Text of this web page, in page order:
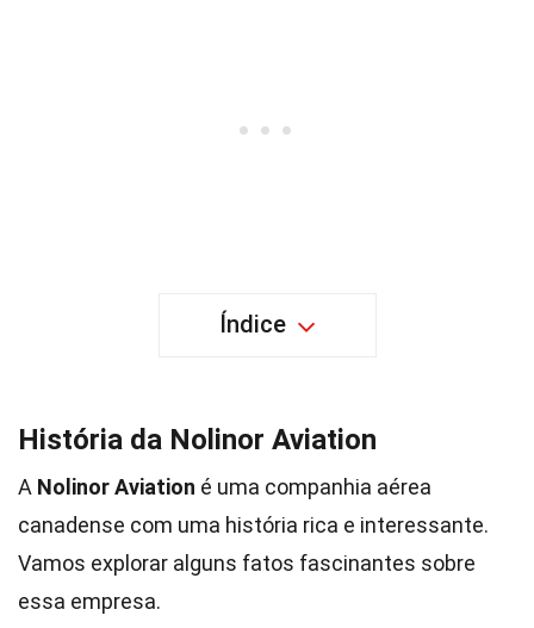
Índice
História da Nolinor Aviation
A Nolinor Aviation é uma companhia aérea
canadense com uma história rica e interessante.
Vamos explorar alguns fatos fascinantes sobre
essa empresa.